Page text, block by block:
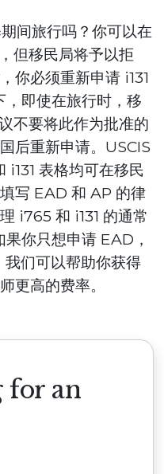
间旅行吗？你可以在
但移民局将予以拒
你必须重新申请 i131
即使在旅行时，移
不要将此作为批准的
后重新申请。USCIS
表格均可在移民
写 EAD 和 AP 的律
i765 和 i131 的通常
你只想申请 EAD，
们可以帮助你获得
更高的费率。
for an